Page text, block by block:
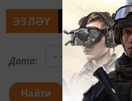
ЭЗЛӘҮ
Дата:
Найти